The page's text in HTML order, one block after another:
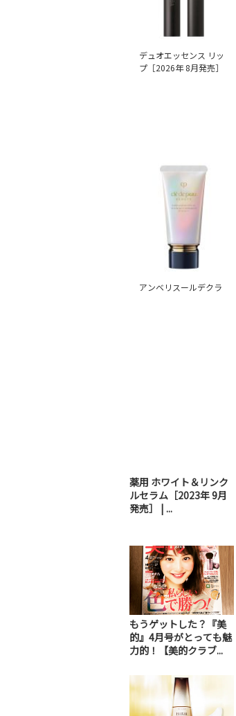
デュオエッセンス リッ
プ［2026年 8月発売］
アンベリスールデクラ
薬用 ホワイト＆リンク
ルセラム［2023年 9月
発売］ | ...
もうゲットした？『美
的』4月号がとっても魅
力的！【美的クラブ...